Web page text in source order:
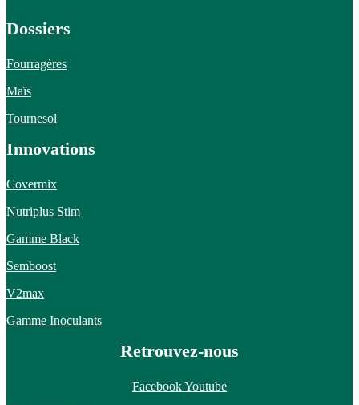
Dossiers
Fourragères
Maïs
Tournesol
Innovations
Covermix
Nutriplus Stim
Gamme Black
Semboost
V2max
Gamme Inoculants
Retrouvez-nous
FacebookYoutube